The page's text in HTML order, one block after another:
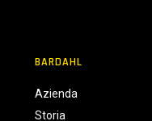
BARDAHL
Azienda
Storia